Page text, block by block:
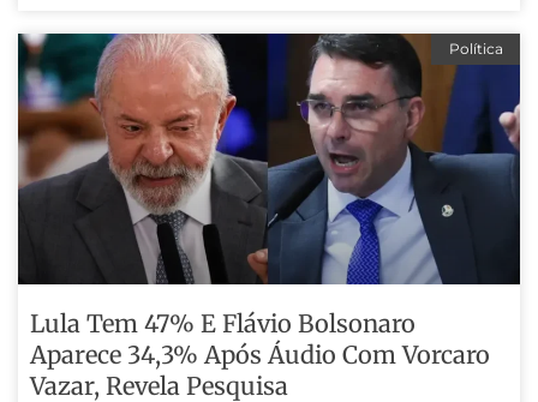
Política
Lula Tem 47% E Flávio Bolsonaro
Aparece 34,3% Após Áudio Com Vorcaro
Vazar, Revela Pesquisa